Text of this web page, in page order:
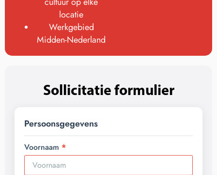
locatie
Werkgebied
Midden-Nederland
Sollicitatie formulier
Persoonsgegevens
Voornaam